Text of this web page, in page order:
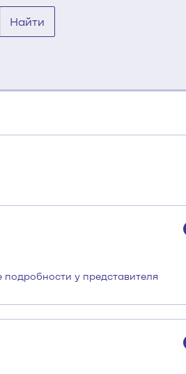
Найти
у представителя